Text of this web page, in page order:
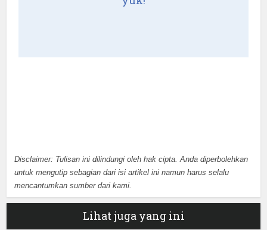
Disclaimer: Tulisan ini dilindungi oleh hak cipta. Anda diperbolehkan
untuk mengutip sebagian dari isi artikel ini namun harus selalu
mencantumkan sumber dari kami.
Lihat juga yang ini